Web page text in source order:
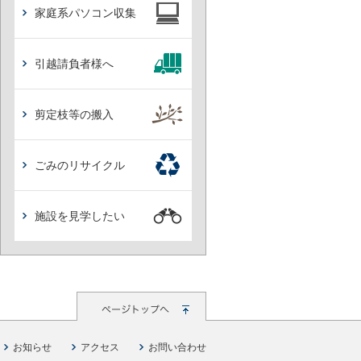
家庭系パソコン収集
引越請負者様へ
剪定枝等の搬入
ごみのリサイクル
施設を見学したい
お知らせ アクセス お問い合わせ